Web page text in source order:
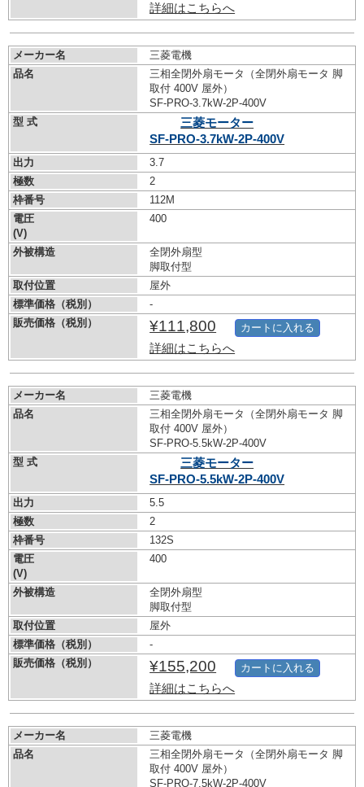
詳細はこちらへ
メーカー名
三菱電機
品名
三相全閉外扇モータ（全閉外扇モータ 脚
取付 400V 屋外）
SF-PRO-3.7kW-2P-400V
型 式
三菱モーター
SF-PRO-3.7kW-2P-400V
出力
3.7
極数
2
枠番号
112M
電圧
(V)
400
外被構造
全閉外扇型
脚取付型
取付位置
屋外
標準価格（税別）
-
販売価格（税別）
¥111,800
詳細はこちらへ
カートに入れる
メーカー名
三菱電機
品名
三相全閉外扇モータ（全閉外扇モータ 脚
取付 400V 屋外）
SF-PRO-5.5kW-2P-400V
型 式
三菱モーター
SF-PRO-5.5kW-2P-400V
出力
5.5
極数
2
枠番号
132S
電圧
(V)
400
外被構造
全閉外扇型
脚取付型
取付位置
屋外
標準価格（税別）
-
販売価格（税別）
¥155,200
詳細はこちらへ
カートに入れる
メーカー名
三菱電機
品名
三相全閉外扇モータ（全閉外扇モータ 脚
取付 400V 屋外）
SF-PRO-7.5kW-2P-400V